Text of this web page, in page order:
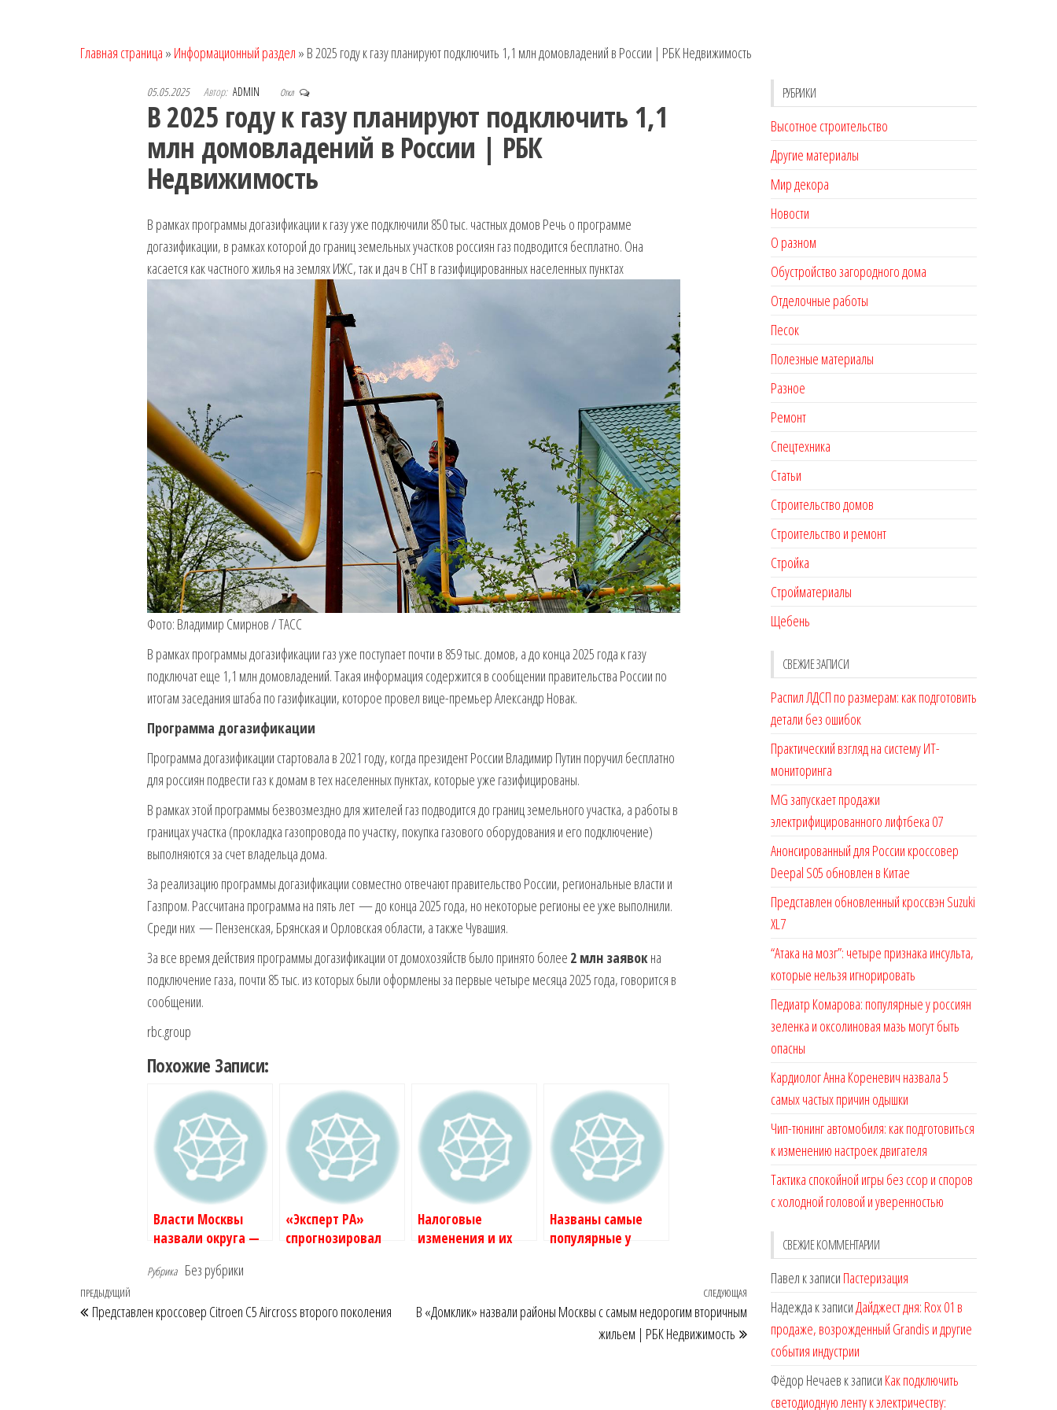
Главная страница » Информационный раздел » В 2025 году к газу планируют подключить 1,1 млн домовладений в России | РБК Недвижимость
05.05.2025 Автор: ADMIN Откл
В 2025 году к газу планируют подключить 1,1
млн домовладений в России | РБК
Недвижимость
В рамках программы догазификации к газу уже подключили 850 тыс. частных домов Речь о программе
догазификации, в рамках которой до границ земельных участков россиян газ подводится бесплатно. Она
касается как частного жилья на землях ИЖС, так и дач в СНТ в газифицированных населенных пунктах
Фото: Владимир Смирнов / ТАСС
В рамках программы догазификации газ уже поступает почти в 859 тыс. домов, а до конца 2025 года к газу
подключат еще 1,1 млн домовладений. Такая информация содержится в сообщении правительства России по
итогам заседания штаба по газификации, которое провел вице-премьер Александр Новак.
Программа догазификации
Программа догазификации стартовала в 2021 году, когда президент России Владимир Путин поручил бесплатно
для россиян подвести газ к домам в тех населенных пунктах, которые уже газифицированы.
В рамках этой программы безвозмездно для жителей газ подводится до границ земельного участка, а работы в
границах участка (прокладка газопровода по участку, покупка газового оборудования и его подключение)
выполняются за счет владельца дома.
За реализацию программы догазификации совместно отвечают правительство России, региональные власти и
Газпром. Рассчитана программа на пять лет — до конца 2025 года, но некоторые регионы ее уже выполнили.
Среди них — Пензенская, Брянская и Орловская области, а также Чувашия.
За все время действия программы догазификации от домохозяйств было принято более 2 млн заявок на
подключение газа, почти 85 тыс. из которых были оформлены за первые четыре месяца 2025 года, говорится в
сообщении.
rbc.group
Похожие Записи:
Власти Москвы
назвали округа —
недвижимости в
Недвижимость
«Эксперт РА»
спрогнозировал
Недвижимость
Налоговые
изменения и их
России :: Мнения ::
Названы самые
популярные у
РБК Недвижимость
Рубрика Без рубрики
Навигация
по
Предыдущая
запись
ПРЕДЫДУЩИЙ
Представлен кроссовер Citroen C5 Aircross второго поколения
Следующая
запись
СЛЕДУЮЩАЯ
В «Домклик» назвали районы Москвы с самым недорогим вторичным
жильем | РБК Недвижимость
РУБРИКИ
Высотное строительство
Другие материалы
Мир декора
Новости
О разном
Обустройство загородного дома
Отделочные работы
Песок
Полезные материалы
Разное
Ремонт
Спецтехника
Статьи
Строительство домов
Строительство и ремонт
Стройка
Стройматериалы
Щебень
СВЕЖИЕ ЗАПИСИ
Распил ЛДСП по размерам: как подготовить
детали без ошибок
Практический взгляд на систему ИТ-
мониторинга
MG запускает продажи
электрифицированного лифтбека 07
Анонсированный для России кроссовер
Deepal S05 обновлен в Китае
Представлен обновленный кроссвэн Suzuki
XL7
“Атака на мозг”: четыре признака инсульта,
которые нельзя игнорировать
Педиатр Комарова: популярные у россиян
зеленка и оксолиновая мазь могут быть
опасны
Кардиолог Анна Кореневич назвала 5
самых частых причин одышки
Чип-тюнинг автомобиля: как подготовиться
к изменению настроек двигателя
Тактика спокойной игры без ссор и споров
с холодной головой и уверенностью
СВЕЖИЕ КОММЕНТАРИИ
Павел к записи Пастеризация
Надежда к записиДайджест дня: Rox 01 в
продаже, возрожденный Grandis и другие
события индустрии
Фёдор Нечаев к записи Как подключить
светодиодную ленту к электричеству: